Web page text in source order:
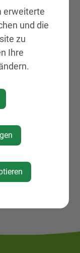
erweiterte
und die
zu
Ihre